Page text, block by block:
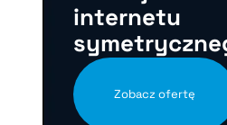
internetu
Zobacz ofertę